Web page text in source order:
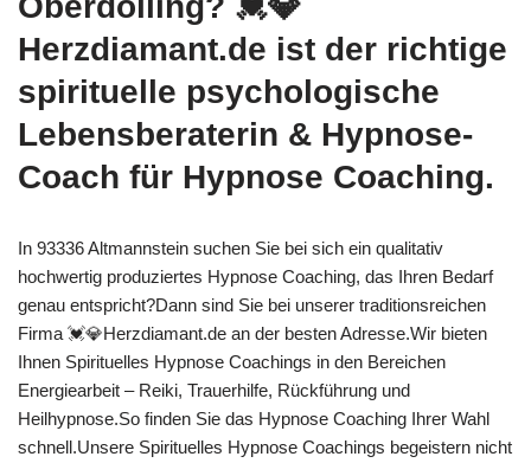
Herzdiamant.de ist der richtige
spirituelle psychologische
Lebensberaterin & Hypnose-
Coach für Hypnose Coaching.
In 93336 Altmannstein suchen Sie bei sich ein qualitativ
hochwertig produziertes Hypnose Coaching, das Ihren Bedarf
genau entspricht?Dann sind Sie bei unserer traditionsreichen
Firma 💓️💎Herzdiamant.de an der besten Adresse.Wir bieten
Ihnen Spirituelles Hypnose Coachings in den Bereichen
Energiearbeit – Reiki, Trauerhilfe, Rückführung und
Heilhypnose.So finden Sie das Hypnose Coaching Ihrer Wahl
schnell.Unsere Spirituelles Hypnose Coachings begeistern nicht